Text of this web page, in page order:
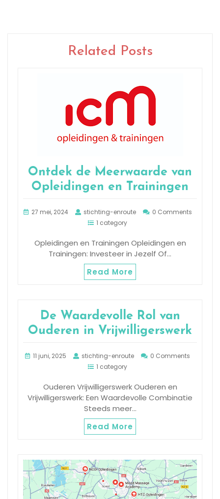
Related Posts
Ontdek de Meerwaarde van
Opleidingen en Trainingen
27 mei, 2024 stichting-enroute
0 Comments
1 category
Opleidingen en Trainingen Opleidingen en
Trainingen: Investeer in Jezelf Of…
Read More
De Waardevolle Rol van
Ouderen in Vrijwilligerswerk
11 juni, 2025 stichting-enroute
0 Comments
1 category
Ouderen Vrijwilligerswerk Ouderen en
Vrijwilligerswerk: Een Waardevolle Combinatie
Steeds meer…
Read More